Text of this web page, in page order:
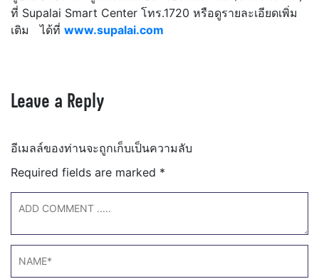
ที่ Supalai Smart Center โทร.1720 หรือดูรายละเอียดเพิ่ม
เติม ได้ที่ www.supalai.com
Leave a Reply
อีเมลล์ของท่านจะถูกเก็บเป็นความลับ
Required fields are marked *